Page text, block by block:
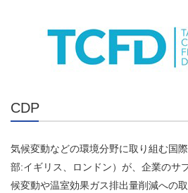
CDP
気候変動などの環境分野に取り組む国
部:イギリス、ロンドン）が、企業のサ
候変動や温室効果ガス排出量削減への